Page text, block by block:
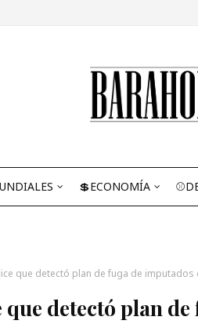
💲ECONOMÍA
que detectó plan de fuga de imputados
detectó plan de